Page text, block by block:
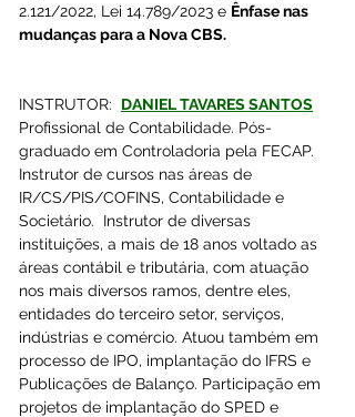
2.121/2022, Lei 14.789/2023 e Ênfase nas
mudanças para a Nova CBS.
INSTRUTOR: DANIEL TAVARES SANTOS
Profissional de Contabilidade. Pós-
graduado em Controladoria pela FECAP.
Instrutor de cursos nas áreas de
IR/CS/PIS/COFINS, Contabilidade e
Societário.  Instrutor de diversas
instituições, a mais de 18 anos voltado as
áreas contábil e tributária, com atuação
nos mais diversos ramos, dentre eles,
entidades do terceiro setor, serviços,
indústrias e comércio. Atuou também em
processo de IPO, implantação do IFRS e
Publicações de Balanço. Participação em
projetos de implantação do SPED e